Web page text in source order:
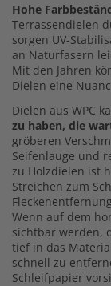
Hohe
Terrassendielen
sorgen UV-
an Naturfasern
Mit den Jahren
Dielen eine
Dielen aus WPC
zu haben, die
gröberen
Seifenlauge und
zu Holzdielen ist
Streichen zum
Wenn auf dem
sichtbar werden,
tief in das
schnell zu
Schleifpapier